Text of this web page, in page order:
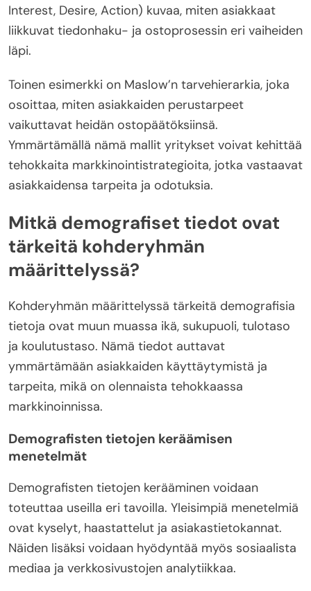
Interest, Desire, Action) kuvaa, miten asiakkaat
liikkuvat tiedonhaku- ja ostoprosessin eri vaiheiden
läpi.
Toinen esimerkki on Maslow’n tarvehierarkia, joka
osoittaa, miten asiakkaiden perustarpeet
vaikuttavat heidän ostopäätöksiinsä.
Ymmärtämällä nämä mallit yritykset voivat kehittää
tehokkaita markkinointistrategioita, jotka vastaavat
asiakkaidensa tarpeita ja odotuksia.
Mitkä demografiset tiedot ovat
tärkeitä kohderyhmän
määrittelyssä?
Kohderyhmän määrittelyssä tärkeitä demografisia
tietoja ovat muun muassa ikä, sukupuoli, tulotaso
ja koulutustaso. Nämä tiedot auttavat
ymmärtämään asiakkaiden käyttäytymistä ja
tarpeita, mikä on olennaista tehokkaassa
markkinoinnissa.
Demografisten tietojen keräämisen
menetelmät
Demografisten tietojen kerääminen voidaan
toteuttaa useilla eri tavoilla. Yleisimpiä menetelmiä
ovat kyselyt, haastattelut ja asiakastietokannat.
Näiden lisäksi voidaan hyödyntää myös sosiaalista
mediaa ja verkkosivustojen analytiikkaa.